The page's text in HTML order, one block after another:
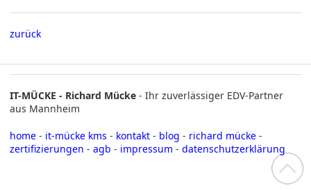
zurück
IT-MÜCKE - Richard Mücke - Ihr zuverlässiger EDV-Partner
aus Mannheim
home - it-mücke kms - kontakt - blog - richard mücke -
zertifizierungen - agb - impressum - datenschutzerklärung